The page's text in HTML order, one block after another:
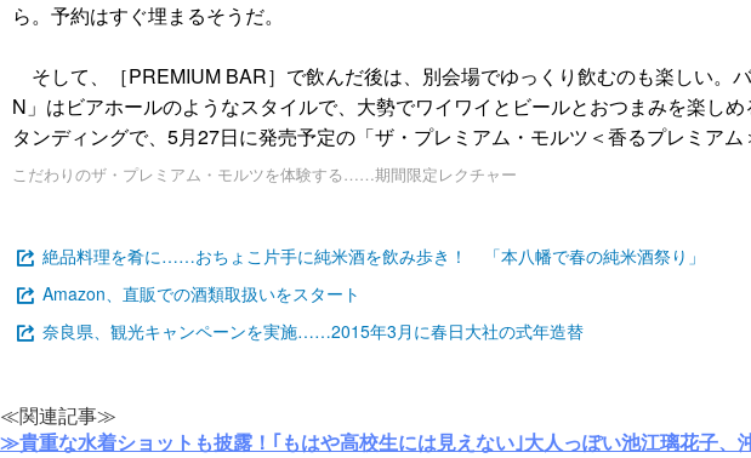
ら。予約はすぐ埋まるそうだ。
そして、［PREMIUM BAR］で飲んだ後は、別会場でゆっくり飲むのも楽しい
N」はビアホールのようなスタイルで、大勢でワイワイとビールとおつまみを楽し
タンディングで、5月27日に発売予定の「ザ・プレミアム・モルツ＜香るプレミア
こだわりのザ・プレミアム・モルツを体験する……期間限定レクチャー
絶品料理を肴に……おちょこ片手に純米酒を飲み歩き！ 「本八幡で春の純米酒祭り」
Amazon、直販での酒類取扱いをスタート
奈良県、観光キャンペーンを実施……2015年3月に春日大社の式年造替
≪関連記事≫
≫貴重な水着ショットも披露！｢もはや高校生には見えない｣大人っぽい池江璃花子、